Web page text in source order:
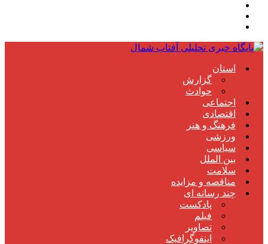
استان
گزارش
حوادث
اجتماعی
اقتصادی
فرهنگ و هنر
ورزشی
سیاسی
بین الملل
سلامت
مناقصه و مزایده
چند رسانه ای
پادکست
فیلم
تصاویر
اینفوگرافیک